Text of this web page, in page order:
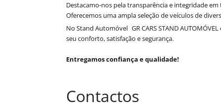
Destacamo-nos pela transparência e integridade
Oferecemos uma ampla seleção de veículos de
No Stand Automóvel GR CARS STAND AUTOMÓVEL
seu conforto, satisfação e segurança.
Entregamos confiança e qualidade!
Contactos